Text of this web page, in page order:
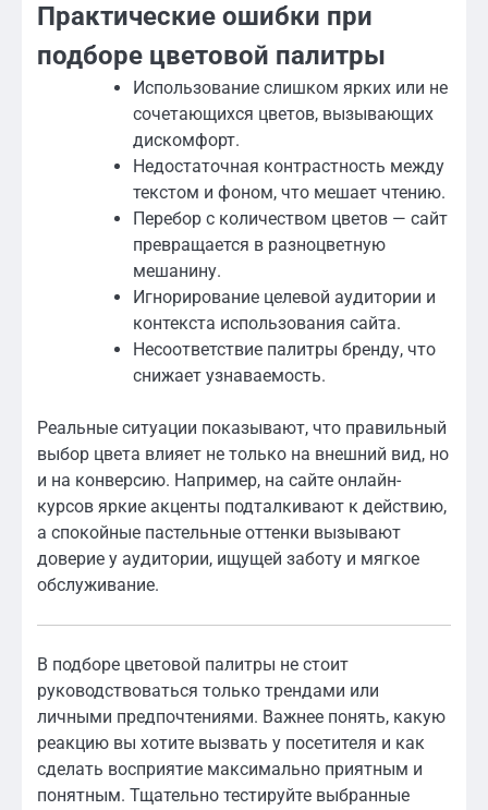
Практические ошибки при
подборе цветовой палитры
Использование слишком ярких или не
сочетающихся цветов, вызывающих
дискомфорт.
Недостаточная контрастность между
текстом и фоном, что мешает чтению.
Перебор с количеством цветов — сайт
превращается в разноцветную
мешанину.
Игнорирование целевой аудитории и
контекста использования сайта.
Несоответствие палитры бренду, что
снижает узнаваемость.
Реальные ситуации показывают, что правильный
выбор цвета влияет не только на внешний вид, но
и на конверсию. Например, на сайте онлайн-
курсов яркие акценты подталкивают к действию,
а спокойные пастельные оттенки вызывают
доверие у аудитории, ищущей заботу и мягкое
обслуживание.
В подборе цветовой палитры не стоит
руководствоваться только трендами или
личными предпочтениями. Важнее понять, какую
реакцию вы хотите вызвать у посетителя и как
сделать восприятие максимально приятным и
понятным. Тщательно тестируйте выбранные